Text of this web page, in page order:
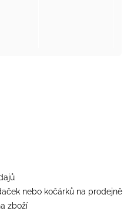
nebo kočárků na prodejně
zboží